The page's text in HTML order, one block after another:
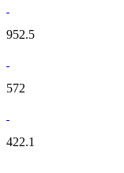
952.5
572
422.1